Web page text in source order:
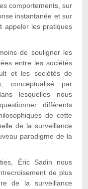
comportements, sur
instantanée et sur
appeler les pratiques
de souligner les
entre les sociétés
et les sociétés de
conceptualisé par
lesquelles nous
différents
de cette
de la surveillance
paradigme de la
Éric Sadin nous
de plus
de la surveillance